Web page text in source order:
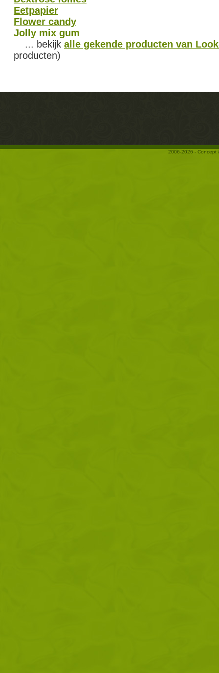
Eetpapier
Flower candy
Jolly mix gum
... bekijk alle gekende producten van
producten)
2006-2026 - Concept